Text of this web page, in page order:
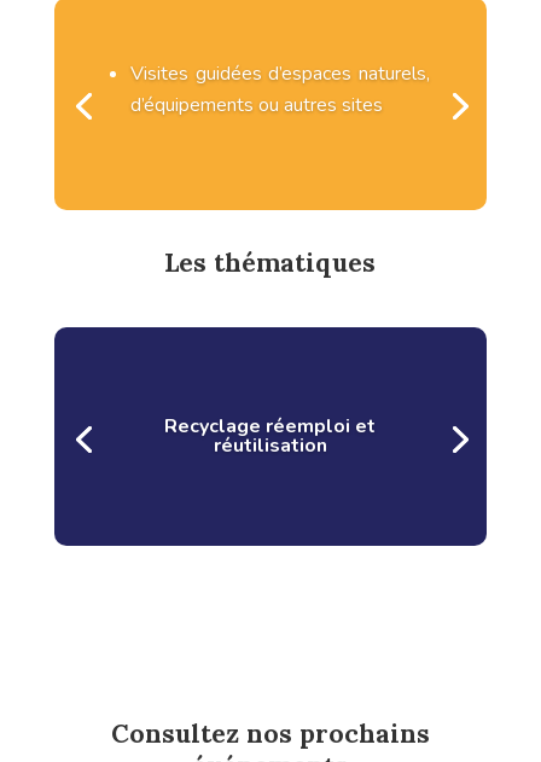
Visites guidées d’espaces naturels,
d’équipements ou autres sites
Les thématiques
Recyclage réemploi et
réutilisation
Consultez nos prochains